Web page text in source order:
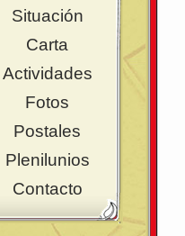
Situación
Carta
Actividades
Fotos
Postales
Plenilunios
Contacto